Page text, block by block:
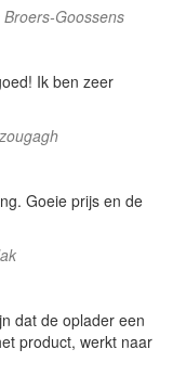
Goossens
Ik ben zeer
Goeie prijs en de
dat de oplader een
product, werkt naar